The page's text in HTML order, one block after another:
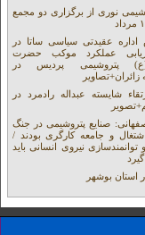
نوری از برگزاری دو مجمع
عقیدتی سیاسی ساتا در
عملکرد موکب حضرت
(ع) پتروشیمی پردیس در
شایسته عبداله رادمرد در
صنایع پتروشیمی در جنگ
و جامعه کارگری بودند /
توانمندسازی نیروی انسانی باید
استان بوشهر